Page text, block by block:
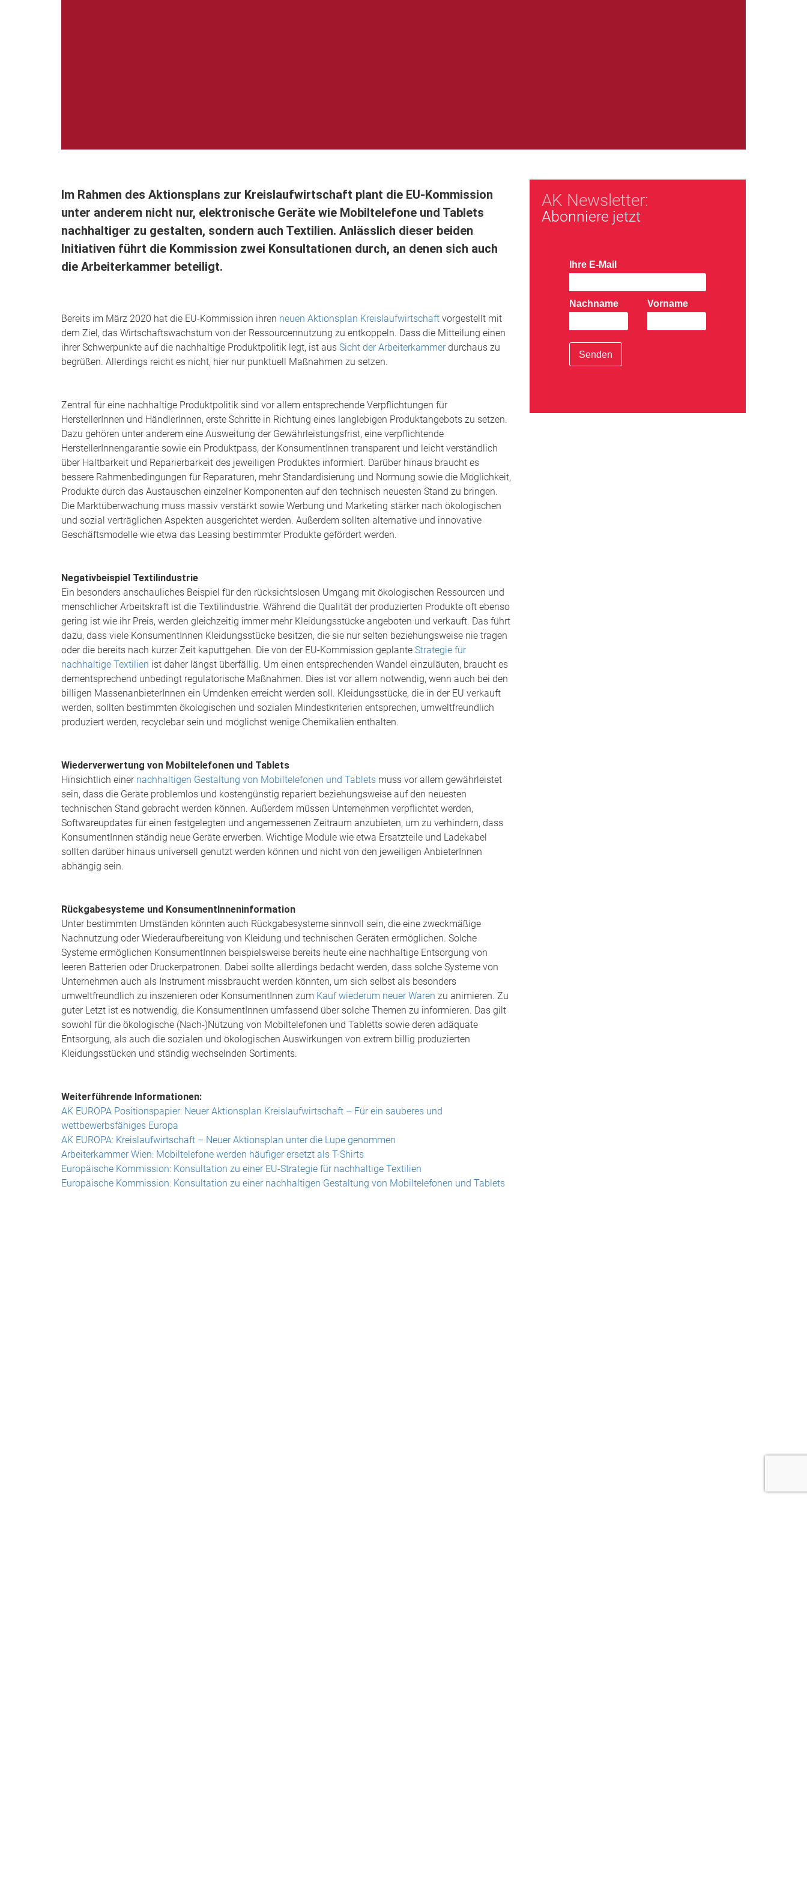
Im Rahmen des Aktionsplans zur Kreislaufwirtschaft plant die EU-Kommission
unter anderem nicht nur, elektronische Geräte wie Mobiltelefone und Tablets
nachhaltiger zu gestalten, sondern auch Textilien. Anlässlich dieser beiden
Initiativen führt die Kommission zwei Konsultationen durch, an denen sich auch
die Arbeiterkammer beteiligt.
Bereits im März 2020 hat die EU-Kommission ihren neuen Aktionsplan Kreislaufwirtschaft vorgestellt mit
dem Ziel, das Wirtschaftswachstum von der Ressourcennutzung zu entkoppeln. Dass die Mitteilung einen
ihrer Schwerpunkte auf die nachhaltige Produktpolitik legt, ist aus Sicht der Arbeiterkammerdurchaus zu
begrüßen. Allerdings reicht es nicht, hier nur punktuell Maßnahmen zu setzen.
Zentral für eine nachhaltige Produktpolitik sind vor allem entsprechende Verpflichtungen für
HerstellerInnen und HändlerInnen, erste Schritte in Richtung eines langlebigen Produktangebots zu setzen.
Dazu gehören unter anderem eine Ausweitung der Gewährleistungsfrist, eine verpflichtende
HerstellerInnengarantie sowie ein Produktpass, der KonsumentInnen transparent und leicht verständlich
über Haltbarkeit und Reparierbarkeit des jeweiligen Produktes informiert. Darüber hinaus braucht es
bessere Rahmenbedingungen für Reparaturen, mehr Standardisierung und Normung sowie die Möglichkeit,
Produkte durch das Austauschen einzelner Komponenten auf den technisch neuesten Stand zu bringen.
Die Marktüberwachung muss massiv verstärkt sowie Werbung und Marketing stärker nach ökologischen
und sozial verträglichen Aspekten ausgerichtet werden. Außerdem sollten alternative und innovative
Geschäftsmodelle wie etwa das Leasing bestimmter Produkte gefördert werden.
Negativbeispiel Textilindustrie
Ein besonders anschauliches Beispiel für den rücksichtslosen Umgang mit ökologischen Ressourcen und
menschlicher Arbeitskraft ist die Textilindustrie. Während die Qualität der produzierten Produkte oft ebenso
gering ist wie ihr Preis, werden gleichzeitig immer mehr Kleidungsstücke angeboten und verkauft. Das führt
dazu, dass viele KonsumentInnen Kleidungsstücke besitzen, die sie nur selten beziehungsweise nie tragen
oder die bereits nach kurzer Zeit kaputtgehen. Die von der EU-Kommission geplante Strategie für
nachhaltige Textilien ist daher längst überfällig. Um einen entsprechenden Wandel einzuläuten, braucht es
dementsprechend unbedingt regulatorische Maßnahmen. Dies ist vor allem notwendig, wenn auch bei den
billigen MassenanbieterInnen ein Umdenken erreicht werden soll. Kleidungsstücke, die in der EU verkauft
werden, sollten bestimmten ökologischen und sozialen Mindestkriterien entsprechen, umweltfreundlich
produziert werden, recyclebar sein und möglichst wenige Chemikalien enthalten.
Wiederverwertung von Mobiltelefonen und Tablets
Hinsichtlich einer nachhaltigen Gestaltung von Mobiltelefonen und Tablets muss vor allem gewährleistet
sein, dass die Geräte problemlos und kostengünstig repariert beziehungsweise auf den neuesten
technischen Stand gebracht werden können. Außerdem müssen Unternehmen verpflichtet werden,
Softwareupdates für einen festgelegten und angemessenen Zeitraum anzubieten, um zu verhindern, dass
KonsumentInnen ständig neue Geräte erwerben. Wichtige Module wie etwa Ersatzteile und Ladekabel
sollten darüber hinaus universell genutzt werden können und nicht von den jeweiligen AnbieterInnen
abhängig sein.
Rückgabesysteme und KonsumentInneninformation
Unter bestimmten Umständen könnten auch Rückgabesysteme sinnvoll sein, die eine zweckmäßige
Nachnutzung oder Wiederaufbereitung von Kleidung und technischen Geräten ermöglichen. Solche
Systeme ermöglichen KonsumentInnen beispielsweise bereits heute eine nachhaltige Entsorgung von
leeren Batterien oder Druckerpatronen. Dabei sollte allerdings bedacht werden, dass solche Systeme von
Unternehmen auch als Instrument missbraucht werden könnten, um sich selbst als besonders
umweltfreundlich zu inszenieren oder KonsumentInnen zum Kauf wiederum neuer Waren zu animieren. Zu
guter Letzt ist es notwendig, die KonsumentInnen umfassend über solche Themen zu informieren. Das gilt
sowohl für die ökologische (Nach-)Nutzung von Mobiltelefonen und Tabletts sowie deren adäquate
Entsorgung, als auch die sozialen und ökologischen Auswirkungen von extrem billig produzierten
Kleidungsstücken und ständig wechselnden Sortiments.
Weiterführende Informationen:
AK EUROPA Positionspapier: Neuer Aktionsplan Kreislaufwirtschaft – Für ein sauberes und
wettbewerbsfähiges Europa
AK EUROPA: Kreislaufwirtschaft – Neuer Aktionsplan unter die Lupe genommen
Arbeiterkammer Wien: Mobiltelefone werden häufiger ersetzt als T-Shirts
Europäische Kommission: Konsultation zu einer EU-Strategie für nachhaltige Textilien
Europäische Kommission: Konsultation zu einer nachhaltigen Gestaltung von Mobiltelefonen und Tablets
AK Newsletter:
Abonniere jetzt
Ihre E-Mail
Nachname Vorname
Senden